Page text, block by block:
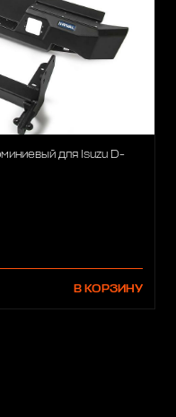
для Isuzu D-
В КОРЗИНУ